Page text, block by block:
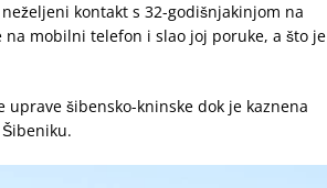
kontakt s 32-godišnjakinjom na
mobilni telefon i slao joj poruke, a što je
šibensko-kninske dok je kaznena